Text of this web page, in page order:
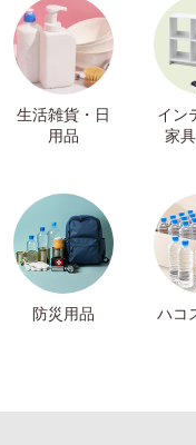
生活雑貨・日
用品
イン
家
防災用品 ハコ